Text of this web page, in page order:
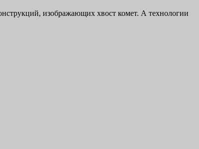
изображающих хвост комет. А технологии